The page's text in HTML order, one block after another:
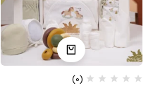
(0)